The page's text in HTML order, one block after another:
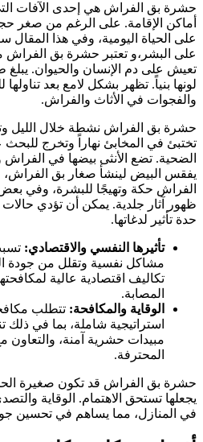
بق الفراش هي إحدى الآفات التي
الإقامة. على الرغم من صغر حجمها،
الحياة اليومية، وفي هذا المقال
البشر،و تعتبر حشرة بق الفراش
بنياً. تظهر بشكل لامع بعد
في الأثاث والفراش.
بق الفراش نشطة خلال الليل
في المخابئ نهاراً وتخرج للبحث
تضع الأنثى بيضها في الفراش
البيض لينشأ صغار بق
حكة وتهيجًا للبشرة، وفي بعض
آثار جلدية. يمكن أن تؤدي حالات
تأثير لدغاتها.
تأثيرها النفسي والاقتصادي:تسبب
مشاكل نفسية وتقلل من جودة
تكاليف اقتصادية عالية
المصابة.
الوقاية والمكافحة:تتطلب
استراتيجية شاملة، بما في ذلك
مبيدات حشرية آمنة،
المحترفة.
بق الفراش قد تكون صغيرة
تستحق الاهتمام. الوقاية
المنازل، مما يساهم في تحسين جودة